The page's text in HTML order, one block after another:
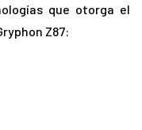
que otorga el
Z87: